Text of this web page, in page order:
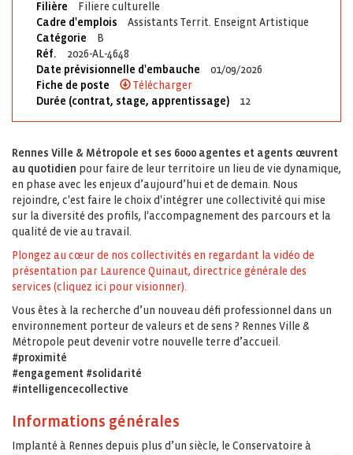
Filière
Filiere culturelle
Cadre d'emplois
Assistants Territ. Enseignt Artistique
Catégorie
B
Réf.
2026-AL-4648
Date prévisionnelle d'embauche
01/09/2026
Fiche de poste
Télécharger
Durée (contrat, stage, apprentissage)
12
Rennes Ville & Métropole et ses 6000 agentes et agents œuvrent
au quotidien pour faire de leur territoire un lieu de vie dynamique,
en phase avec les enjeux d’aujourd’hui et de demain. Nous
rejoindre, c'est faire le choix d'intégrer une collectivité qui mise
sur la diversité des profils, l'accompagnement des parcours et la
qualité de vie au travail.
Plongez au cœur de nos collectivités en regardant la vidéo de
présentation par Laurence Quinaut, directrice générale des
services (cliquez ici pour visionner).
Vous êtes à la recherche d’un nouveau défi professionnel dans un
environnement porteur de valeurs et de sens ? Rennes Ville &
Métropole peut devenir votre nouvelle terre d’accueil.
#proximité
#engagement #solidarité
#intelligencecollective
Informations générales
Implanté à Rennes depuis plus d’un siècle, le Conservatoire à